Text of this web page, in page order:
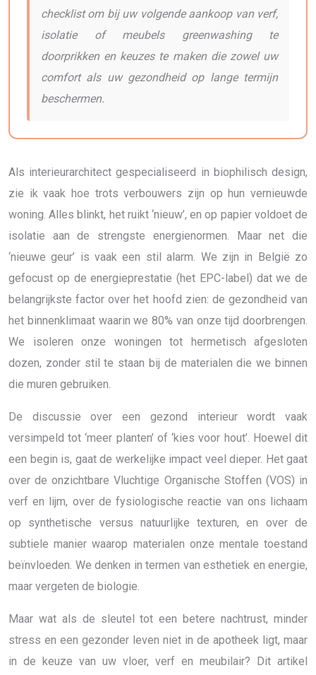
checklist om bij uw volgende aankoop van verf,
isolatie of meubels greenwashing te
doorprikken en keuzes te maken die zowel uw
comfort als uw gezondheid op lange termijn
beschermen.
Als interieurarchitect gespecialiseerd in biophilisch design,
zie ik vaak hoe trots verbouwers zijn op hun vernieuwde
woning. Alles blinkt, het ruikt ‘nieuw’, en op papier voldoet de
isolatie aan de strengste energienormen. Maar net die
‘nieuwe geur’ is vaak een stil alarm. We zijn in België zo
gefocust op de energieprestatie (het EPC-label) dat we de
belangrijkste factor over het hoofd zien: de gezondheid van
het binnenklimaat waarin we 80% van onze tijd doorbrengen.
We isoleren onze woningen tot hermetisch afgesloten
dozen, zonder stil te staan bij de materialen die we binnen
die muren gebruiken.
De discussie over een gezond interieur wordt vaak
versimpeld tot ‘meer planten’ of ‘kies voor hout’. Hoewel dit
een begin is, gaat de werkelijke impact veel dieper. Het gaat
over de onzichtbare Vluchtige Organische Stoffen (VOS) in
verf en lijm, over de fysiologische reactie van ons lichaam
op synthetische versus natuurlijke texturen, en over de
subtiele manier waarop materialen onze mentale toestand
beïnvloeden. We denken in termen van esthetiek en energie,
maar vergeten de biologie.
Maar wat als de sleutel tot een betere nachtrust, minder
stress en een gezonder leven niet in de apotheek ligt, maar
in de keuze van uw vloer, verf en meubilair? Dit artikel